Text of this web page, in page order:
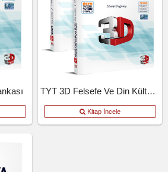
TYT 3D Felsefe Ve Din Kültürü Soru Bankası
Kitap İncele